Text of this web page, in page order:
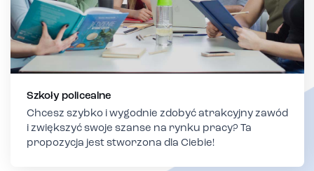
Szkoły policealne
Chcesz szybko i wygodnie zdobyć atrakcyjny zawód
i zwiększyć swoje szanse na rynku pracy? Ta
propozycja jest stworzona dla Ciebie!